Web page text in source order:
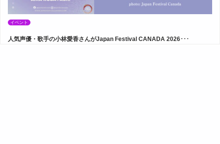
イベント
人気声優・歌手の小林愛香さんがJapan Festival CANADA 2026･･･